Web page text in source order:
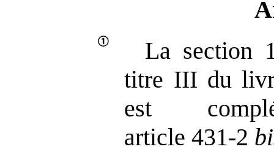
La section
titre III du
est
article 431‑2